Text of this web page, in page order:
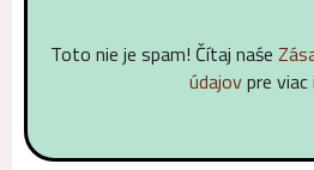
Toto nie je spam! Čítaj naśe
údajovpre viac